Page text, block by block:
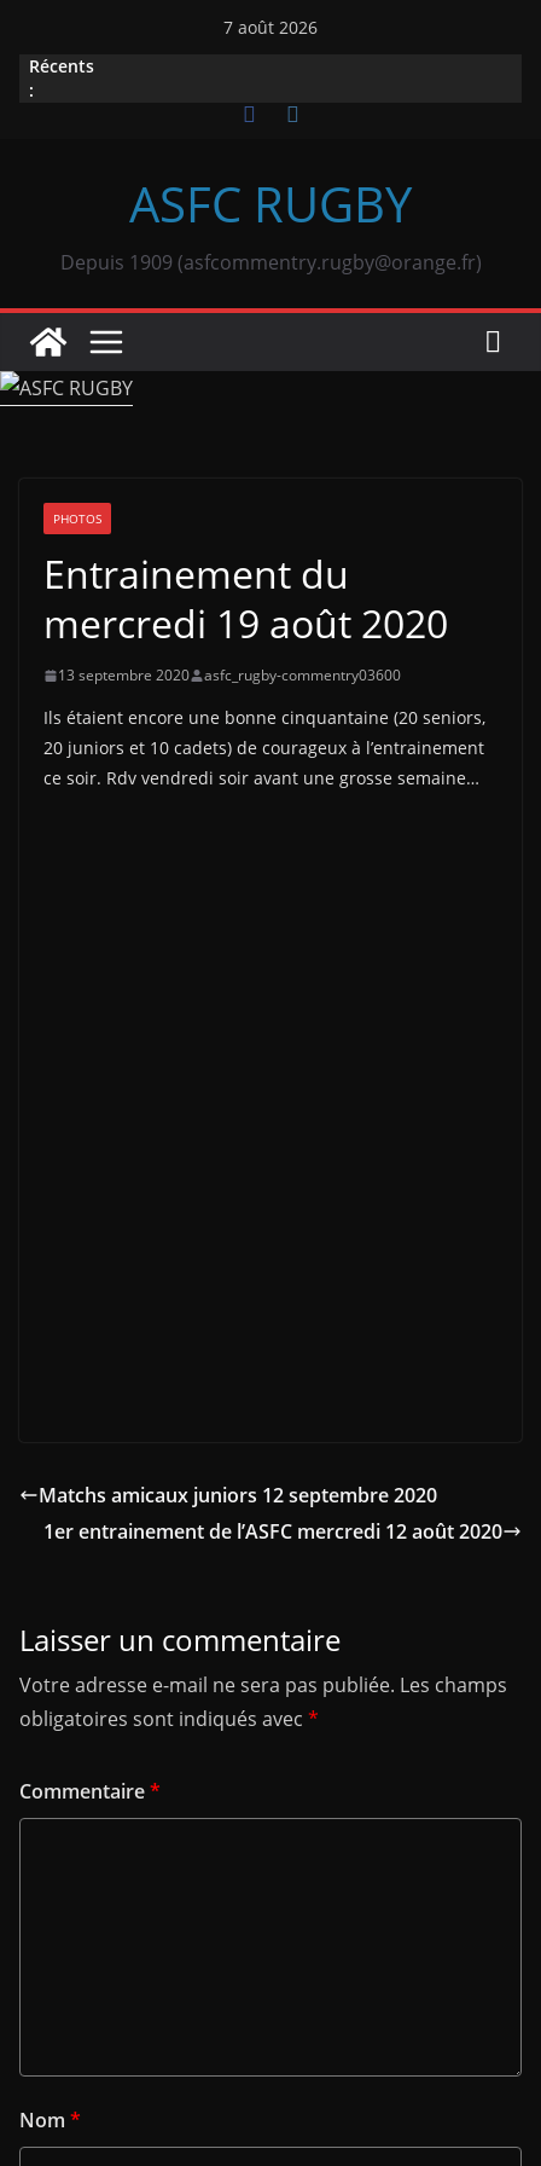
contenu
7 août 2026
Récents
:
ASFC RUGBY
Depuis 1909 (asfcommentry.rugby@orange.fr)
PHOTOS
Entrainement du
mercredi 19 août 2020
13 septembre 2020 asfc_rugby-commentry03600
Ils étaient encore une bonne cinquantaine (20 seniors,
20 juniors et 10 cadets) de courageux à l’entrainement
ce soir. Rdv vendredi soir avant une grosse semaine…
Matchs amicaux juniors 12 septembre 2020
1er entrainement de l’ASFC mercredi 12 août 2020
Laisser un commentaire
Votre adresse e-mail ne sera pas publiée. Les champs
obligatoires sont indiqués avec *
Commentaire*
Nom *